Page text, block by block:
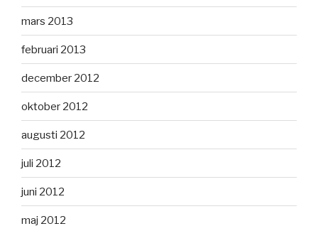
mars 2013
februari 2013
december 2012
oktober 2012
augusti 2012
juli 2012
juni 2012
maj 2012